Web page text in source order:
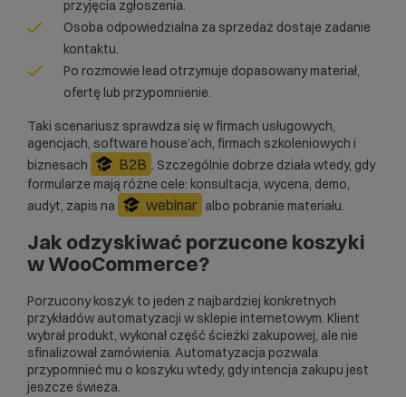
przyjęcia zgłoszenia.
Osoba odpowiedzialna za sprzedaż dostaje zadanie
kontaktu.
Po rozmowie lead otrzymuje dopasowany materiał,
ofertę lub przypomnienie.
Taki scenariusz sprawdza się w firmach usługowych,
agencjach, software house’ach, firmach szkoleniowych i
biznesach
B2B . Szczególnie dobrze działa wtedy, gdy
formularze mają różne cele: konsultacja, wycena, demo,
audyt, zapis na
webinar albo pobranie materiału.
Jak odzyskiwać porzucone koszyki
w WooCommerce?
Porzucony koszyk to jeden z najbardziej konkretnych
przykładów automatyzacji w sklepie internetowym. Klient
wybrał produkt, wykonał część ścieżki zakupowej, ale nie
sfinalizował zamówienia. Automatyzacja pozwala
przypomnieć mu o koszyku wtedy, gdy intencja zakupu jest
jeszcze świeża.